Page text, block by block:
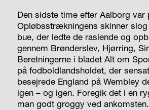
Den sidste time efter Aalborg var
Opløbsstrækningens skinner slog
bue, der ledte de raslende og
gennem Brønderslev, Hjørring,
Beretningerne i bladet Alt om
på fodboldlandsholdet, der
besejrede England på Wembley
igen – og igen. Foregik det i en
man godt groggy ved ankomsten.